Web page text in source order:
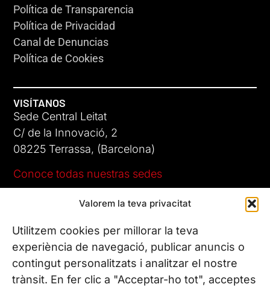
Valorem la teva privacitat
Utilitzem cookies per millorar la teva
experiència de navegació, publicar anuncis o
contingut personalitzats i analitzar el nostre
trànsit. En fer clic a "Acceptar-ho tot", acceptes
Política de Transparencia
Política de Privacidad
Canal de Denuncias
Política de Cookies
VISÍTANOS
Sede Central Leitat
C/ de la Innovació, 2
08225 Terrassa, (Barcelona)
Conoce todas nuestras sedes
Tel. (+34) 937 882 300
SÍGUENOS